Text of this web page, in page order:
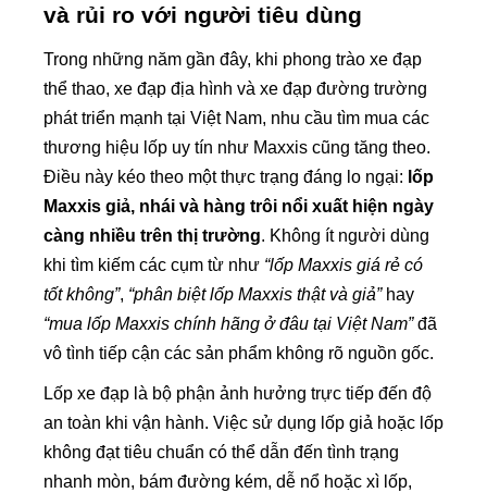
và rủi ro với người tiêu dùng
Trong những năm gần đây, khi phong trào xe đạp
thể thao, xe đạp địa hình và xe đạp đường trường
phát triển mạnh tại Việt Nam, nhu cầu tìm mua các
thương hiệu lốp uy tín như Maxxis cũng tăng theo.
Điều này kéo theo một thực trạng đáng lo ngại: lốp
Maxxis giả, nhái và hàng trôi nổi xuất hiện ngày
càng nhiều trên thị trường. Không ít người dùng
khi tìm kiếm các cụm từ như “lốp Maxxis giá rẻ có
tốt không”, “phân biệt lốp Maxxis thật và giả”hay
“mua lốp Maxxis chính hãng ở đâu tại Việt Nam”đã
vô tình tiếp cận các sản phẩm không rõ nguồn gốc.
Lốp xe đạp là bộ phận ảnh hưởng trực tiếp đến độ
an toàn khi vận hành. Việc sử dụng lốp giả hoặc lốp
không đạt tiêu chuẩn có thể dẫn đến tình trạng
nhanh mòn, bám đường kém, dễ nổ hoặc xì lốp,